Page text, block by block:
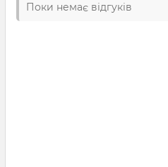
Поки немає відгуків